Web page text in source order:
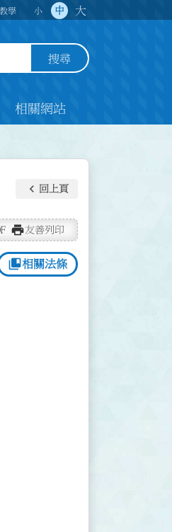
學 小 中 大
搜尋
相關網站
keyboard_arrow_left 回上頁
print友善列印
collections_bookmark相關法條